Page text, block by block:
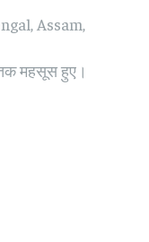
Assam,
महसूस हुए।